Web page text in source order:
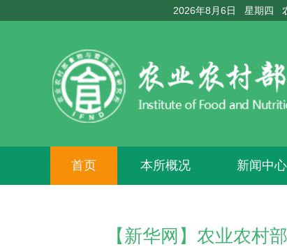
2026年8月6日 星期四
首页 本所概况 新闻中心
【新华网】农业农村